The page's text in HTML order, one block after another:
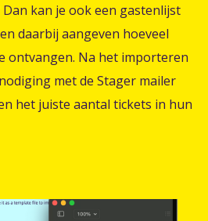
kan je ook een gastenlijst
daarbij aangeven hoeveel
ontvangen. Na het importeren
met de Stager mailer
het juiste aantal tickets in hun